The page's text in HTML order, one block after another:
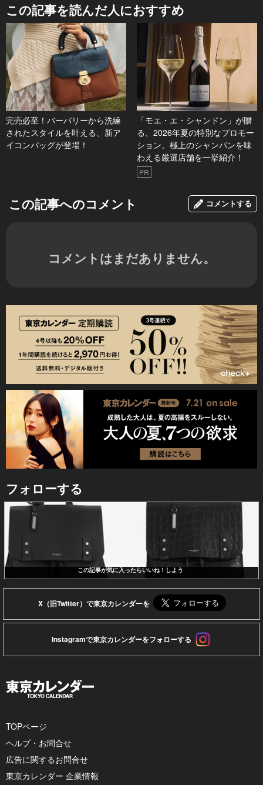
この記事を読んだ人におすすめ
完売必至！バーバリーから洗練
されたスタイルを叶える、新ア
イコンバッグが登場！
「モエ・エ・シャンドン」が贈
る、2026年夏の特別なプロモー
ション。極上のシャンパンを味
わえる厳選店舗を一挙紹介！
PR
この記事へのコメント コメントする
コメントはまだありません。
フォローする
この記事が気に入ったらいいね！しよう
X（旧Twitter）で東京カレンダーを
Instagramで東京カレンダーをフォローする
TOPページ
ヘルプ・お問合せ
広告に関するお問合せ
東京カレンダー 企業情報